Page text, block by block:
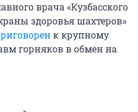
врача «Кузбасского
здоровья шахтеров»
к крупному
горняков в обмен на